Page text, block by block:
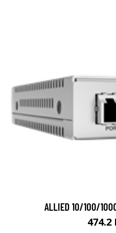
ALLIED 10/100/
474.2